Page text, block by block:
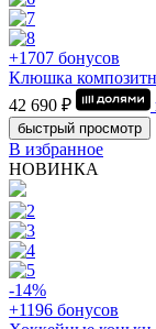
+1707 бонусов
Клюшка
42 690 ₽
быстрый просмотр
В избранное
НОВИНКА
-14%
+1196 бонусов